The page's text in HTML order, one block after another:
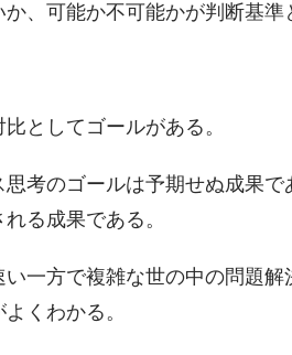
、可能か不可能かが判断基準
としてゴールがある。
思考のゴールは予期せぬ成果
る成果である。
い一方で複雑な世の中の問題
くわかる。